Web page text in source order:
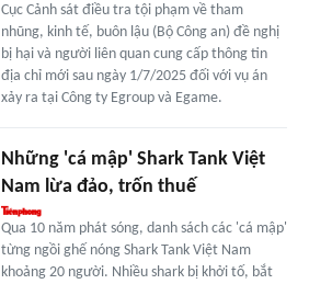
Cục Cảnh sát điều tra tội phạm về tham
nhũng, kinh tế, buôn lậu (Bộ Công an) đề nghị
bị hại và người liên quan cung cấp thông tin
địa chỉ mới sau ngày 1/7/2025 đối với vụ án
xảy ra tại Công ty Egroup và Egame.
Những 'cá mập' Shark Tank Việt
Nam lừa đảo, trốn thuế
Qua 10 năm phát sóng, danh sách các 'cá mập'
từng ngồi ghế nóng Shark Tank Việt Nam
khoảng 20 người. Nhiều shark bị khởi tố, bắt